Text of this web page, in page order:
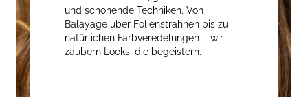
und schonende Techniken. Von
Balayage über Foliensträhnen bis zu
natürlichen Farbveredelungen – wir
zaubern Looks, die begeistern.